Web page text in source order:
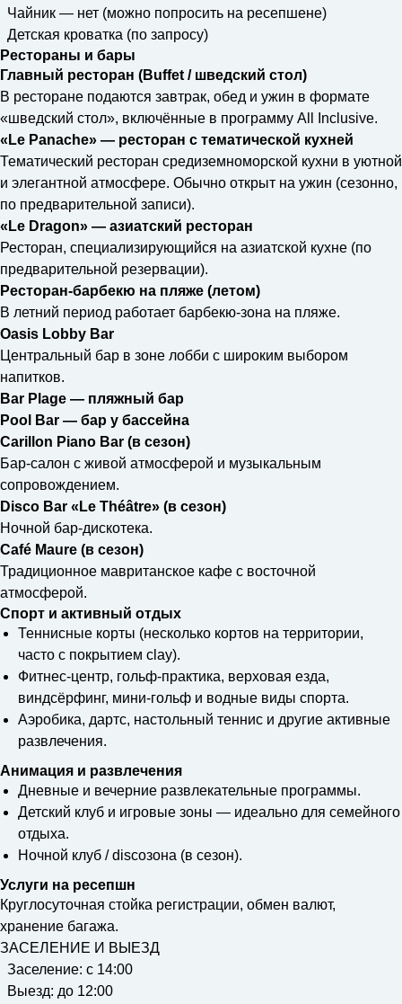
Чайник — нет (можно попросить на ресепшене)
Детская кроватка (по запросу)
Рестораны и бары
Главный ресторан (Buffet / шведский стол)
В ресторане подаются завтрак, обед и ужин в формате
«шведский стол», включённые в программу All Inclusive.
«Le Panache» — ресторан с тематической кухней
Тематический ресторан средиземноморской кухни в уютной
и элегантной атмосфере. Обычно открыт на ужин (сезонно,
по предварительной записи).
«Le Dragon» — азиатский ресторан
Ресторан, специализирующийся на азиатской кухне (по
предварительной резервации).
Ресторан-барбекю на пляже (летом)
В летний период работает барбекю-зона на пляже.
Oasis Lobby Bar
Центральный бар в зоне лобби с широким выбором
напитков.
Bar Plage — пляжный бар
Pool Bar — бар у бассейна
Carillon Piano Bar (в сезон)
Бар-салон с живой атмосферой и музыкальным
сопровождением.
Disco Bar «Le Théâtre» (в сезон)
Ночной бар-дискотека.
Café Maure (в сезон)
Традиционное мавританское кафе с восточной
атмосферой.
Спорт и активный отдых
Теннисные корты (несколько кортов на территории,
часто с покрытием clay).
Фитнес-центр, гольф-практика, верховая езда,
виндсёрфинг, мини-гольф и водные виды спорта.
Аэробика, дартс, настольный теннис и другие активные
развлечения.
Анимация и развлечения
Дневные и вечерние развлекательные программы.
Детский клуб и игровые зоны — идеально для семейного
отдыха.
Ночной клуб / discoзона (в сезон).
Услуги на ресепшн
Круглосуточная стойка регистрации, обмен валют,
хранение багажа.
ЗАСЕЛЕНИЕ И ВЫЕЗД
Заселение: с 14:00
Выезд: до 12:00